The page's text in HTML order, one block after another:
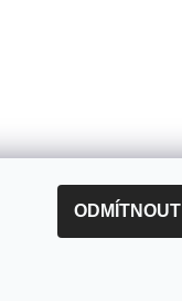
ODMÍTNOUT